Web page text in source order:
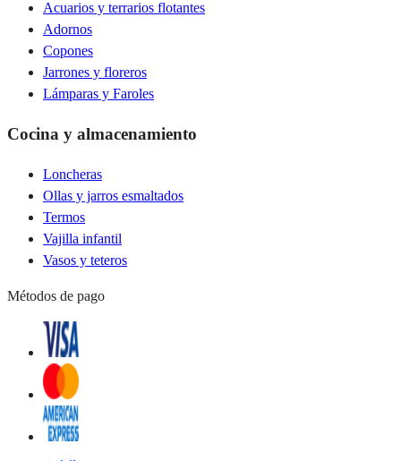
Acuarios y terrarios flotantes
Adornos
Copones
Jarrones y floreros
Lámparas y Faroles
Cocina y almacenamiento
Loncheras
Ollas y jarros esmaltados
Termos
Vajilla infantil
Vasos y teteros
Métodos de pago